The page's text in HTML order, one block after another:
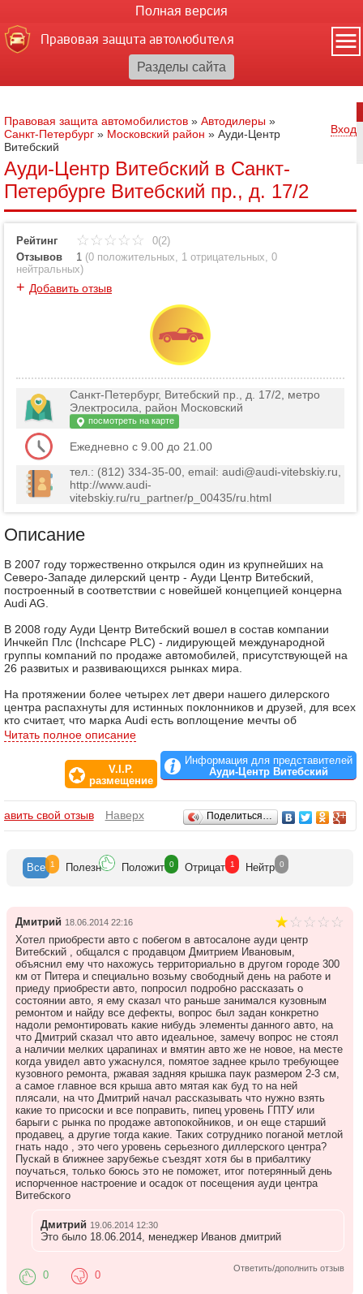
Полная версия
Правовая защита автолюбителя
Правовая защита автомобилистов » Автодилеры »
Санкт-Петербург » Московский район » Ауди-Центр
Витебский
Вход
Ауди-Центр Витебский в Санкт-
Петербурге Витебский пр., д. 17/2
Рейтинг
0(2)
Отзывов
1 (0 положительных, 1 отрицательных, 0
нейтральных)
+ Добавить отзыв
Санкт-Петербург, Витебский пр., д. 17/2, метро
Электросила, район Московский
посмотреть на карте
Ежедневно с 9.00 до 21.00
тел.: (812) 334-35-00, email: audi@audi-vitebskiy.ru,
http://www.audi-
vitebskiy.ru/ru_partner/p_00435/ru.html
Описание
В 2007 году торжественно открылся один из крупнейших на
Северо-Западе дилерский центр - Ауди Центр Витебский,
построенный в соответствии с новейшей концепцией концерна
Audi AG.
В 2008 году Ауди Центр Витебский вошел в состав компании
Инчкейп Плс (Inchcape PLC) - лидирующей международной
группы компаний по продаже автомобилей, присутствующей на
26 развитых и развивающихся рынках мира.
На протяжении более четырех лет двери нашего дилерского
центра распахнуты для истинных поклонников и друзей, для всех
кто считает, что марка Audi есть воплощение мечты об
идеальном автомобиле.
За годы работы Ауди Центр Витебский стал не только одним из
лучших дилерских центров Северо-Запада, согласно
исследованию качества обслуживания клиентов, проводимого
Ауди Россия, но и самым клиентоориентированным автоцентром
С-Петербурга.
Боксберге и Штутгарте в Германии - AUDI AG Global Training, а
также в Академии Audi. Российское представительство Audi
2009, которое проводила компания Ауди Россия, Ауди Центр
Витебский стал победителем в номинации – «Лучший результат
по «Тесту мастерских» в 2009 году» В борьбе за звание лучших
специалистов сервисного обслуживания участвовали дилерские
центры марки Audi со всей России.
Ауди Центр Витебский – прогрессивный автоцентр. Мы
участвуем в спортивной и светской жизни нашего с вами города
– Санкт-Петербурга. За время работы мы создали клуб
«Звездный тест-драйв» - участники, которого, известные и
знаменитые деятели спорта, искусства, эстрады проводят
длительный тест-драйв на новинках модельного ряда Audi.
Поддерживая традиции бренда Audi,а именно активное участие
и поддержка спорта, Ауди Центр Витебский в 2010 стал
официальным партнером ФК Зенит, а официальным
автомобилем футбольного клуба – Audi.
Историю успеха Ауди Центра Витебский мы пишем совместно с
Вами, ведь самые главные ценности нашего дилерского центра
– это в первую очередь клиенты и профессиональные
сотрудники.
Мы гордимся, что Вы выбрали Ауди Центр Витебский, в качестве
видеть Вас в нашем автоцентре!
Читать полное описание
V.I.P.
размещение
Информация для представителей
Ауди-Центр Витебский
Отзывы
свой отзыв Наверх Поделиться…
Все 1 Полезн Положит 0 Отрицат 1 Нейтр 0
Дмитрий 18.06.2014 22:16
Хотел приобрести авто с побегом в автосалоне ауди центр
Витебский , общался с продавцом Дмитрием Ивановым,
объяснил ему что нахожусь территориально в другом городе 300
км от Питера и специально возьму свободный день на работе и
приеду приобрести авто, попросил подробно рассказать о
состоянии авто, я ему сказал что раньше занимался кузовным
ремонтом и найду все дефекты, вопрос был задан конкретно
надоли ремонтировать какие нибудь элементы данного авто, на
что Дмитрий сказал что авто идеальное, замечу вопрос не стоял
а наличии мелких царапинах и вмятин авто же не новое, на месте
когда увидел авто ужаснулся, помятое заднее крыло требующее
кузовного ремонта, ржавая задняя крышка паук размером 2-3 см,
а самое главное вся крыша авто мятая как буд то на ней
плясали, на что Дмитрий начал рассказывать что нужно взять
какие то присоски и все поправить, пипец уровень ГПТУ или
барыги с рынка по продаже автопокойников, и он еще старший
продавец, а другие тогда какие. Таких сотруднико поганой метлой
гнать надо , это чего уровень серьезного диллерского центра?
Пускай в ближнее зарубежье съездят хотя бы в прибалтику
поучаться, только боюсь это не поможет, итог потерянный день
испорченное настроение и осадок от посещения ауди центра
Витебского
Дмитрий 19.06.2014 12:30
Это было 18.06.2014, менеджер Иванов дмитрий
Ответить/дополнить отзыв
0 0